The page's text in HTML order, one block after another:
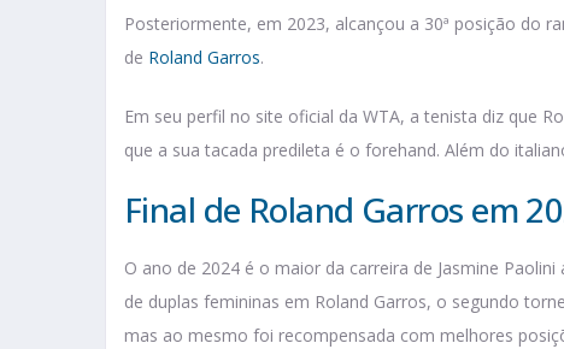
Posteriormente, em 2023, alcançou a 30ª posição do
de Roland Garros.
Em seu perfil no site oficial da WTA, a tenista diz que
que a sua tacada predileta é o forehand. Além do
Final de Roland Garros em
O ano de 2024 é o maior da carreira de Jasmine
de duplas femininas em Roland Garros, o segundo
mas ao mesmo foi recompensada com melhores